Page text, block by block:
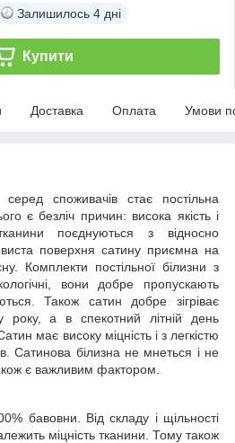
Залишилось 4 дні
Купити
Доставка Оплата Умови
споживачів стає постільна
є безліч причин: висока якість і
тканини поєднуються з відносно
поверхня сатину приємна на
Комплекти постільної білизни з
вони добре пропускають
Також сатин добре зігріває
а в спекотний літній день
має високу міцність і з легкістю
Сатинова білизна не мнеться і не
є важливим фактором.
бавовни. Від складу і щільності
міцність тканини. Тому також